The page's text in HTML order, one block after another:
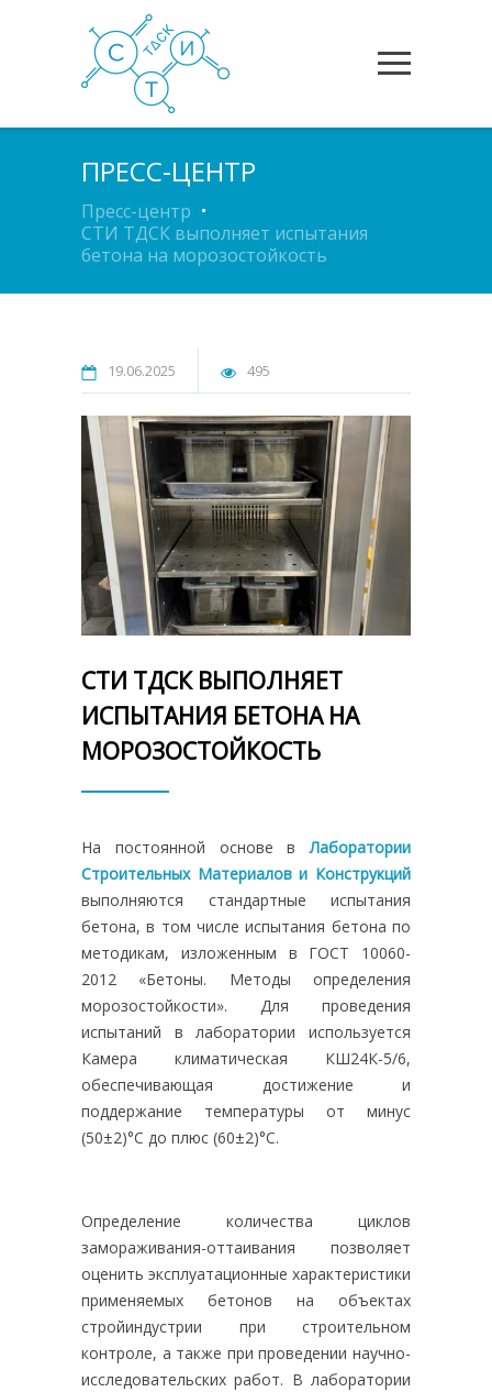
ПРЕСС-ЦЕНТР
Пресс-центр
СТИ ТДСК выполняет испытания
бетона на морозостойкость
19.06.2025 495
СТИ ТДСК ВЫПОЛНЯЕТ
ИСПЫТАНИЯ БЕТОНА НА
МОРОЗОСТОЙКОСТЬ
На постоянной основе вЛаборатории
Строительных Материалов и Конструкций
выполняются стандартные испытания
бетона, в том числе испытания бетона по
методикам, изложенным в ГОСТ 10060-
2012 «Бетоны. Методы определения
морозостойкости». Для проведения
испытаний в лаборатории используется
Камера климатическая КШ24К-5/6,
обеспечивающая достижение и
поддержание температуры от минус
(50±2)°С до плюс (60±2)°С.
Определение количества циклов
замораживания-оттаивания позволяет
оценить эксплуатационные характеристики
применяемых бетонов на объектах
стройиндустрии при строительном
контроле, а также при проведении научно-
исследовательских работ. В лаборатории